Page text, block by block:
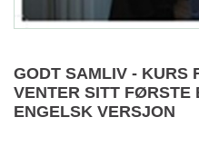
GODT SAMLIV - KURS
VENTER SITT FØRSTE
ENGELSK VERSJON